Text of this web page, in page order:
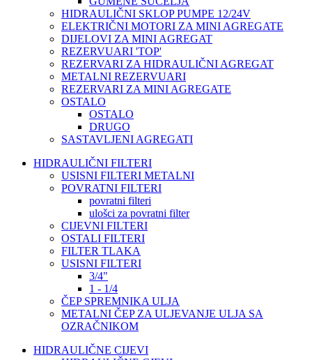
HIDRAULIČNI SKLOP PUMPE 12/24V
ELEKTRIČNI MOTORI ZA MINI AGREGATE
DIJELOVI ZA MINI AGREGAT
REZERVUARI 'TOP'
REZERVARI ZA HIDRAULIČNI AGREGAT
METALNI REZERVUARI
REZERVARI ZA MINI AGREGATE
OSTALO
OSTALO
DRUGO
SASTAVLJENI AGREGATI
HIDRAULIČNI FILTERI
USISNI FILTERI METALNI
POVRATNI FILTERI
povratni filteri
ulošci za povratni filter
CIJEVNI FILTERI
OSTALI FILTERI
FILTER TLAKA
USISNI FILTERI
3/4"
1 - 1/4
ČEP SPREMNIKA ULJA
METALNI ČEP ZA ULJEVANJE ULJA SA
OZRAČNIKOM
HIDRAULIČNE CIJEVI